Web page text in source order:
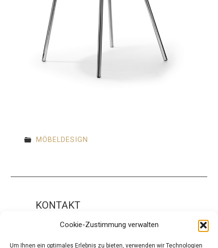
Cookie-Zustimmung verwalten
Um Ihnen ein optimales Erlebnis zu bieten, verwenden wir Technologien
MÖBELDESIGN
KONTAKT
Impressum
ÜBER UNS